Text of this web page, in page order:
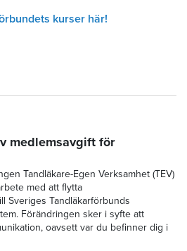
kurser här!
medlemsavgift för
Tandläkare-Egen Verksamhet (TEV)
med att flytta
Sveriges Tandläkarförbunds
Förändringen sker i syfte att
oavsett var du befinner dig i